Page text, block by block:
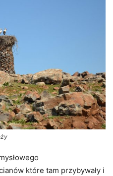
które tam przybywały i